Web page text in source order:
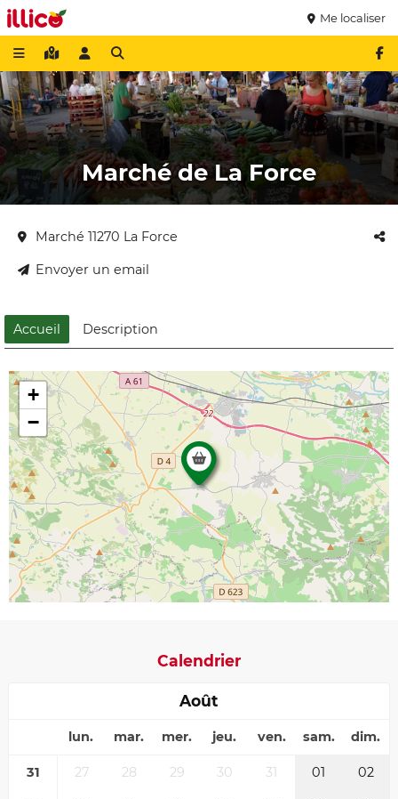
Me localiser
Marché de La Force
Marché 11270 La Force
Envoyer un email
Accueil Description
+
−
Calendrier
Août
lun. mar. mer. jeu. ven. sam. dim.
31 27 28 29 30 31 01 02